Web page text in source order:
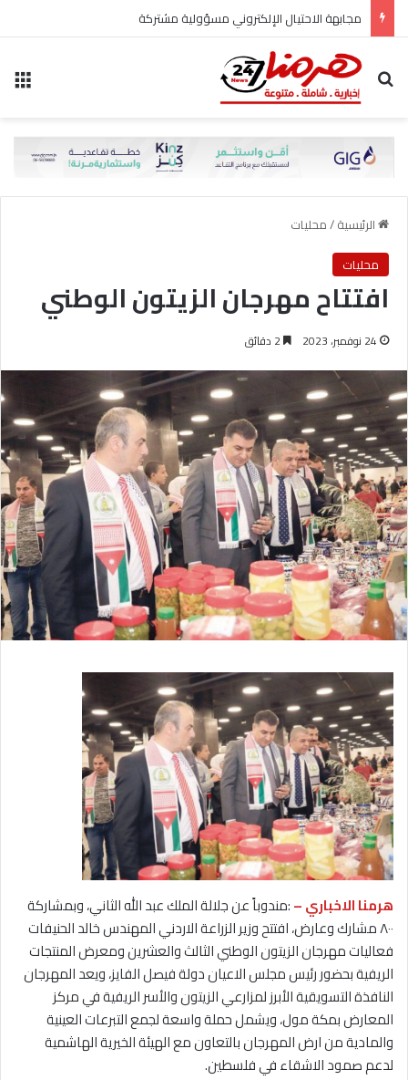
مجابهة الاحتيال الإلكتروني مسؤولية مشتركة
بحث عن
الرئيسية/محليات
محليات
افتتاح مهرجان الزيتون الوطني
24 نوفمبر، 2023
هرمنا الاخباري –:مندوباً عن جلالة الملك عبد الله الثاني، وبمشاركة
٨٠٠ مشارك وعارض، افتتح وزير الزراعة الاردني المهندس خالد الحنيفات
فعاليات مهرجان الزيتون الوطني الثالث والعشرين ومعرض المنتجات
الريفية بحضور رئيس مجلس الاعيان دولة فيصل الفايز، ويعد المهرجان
النافذة التسويقية الأبرز لمزارعي الزيتون والأسر الريفية في مركز
المعارض بمكة مول، ويشمل حملة واسعة لجمع التبرعات العينية
والمادية من ارض المهرجان بالتعاون مع الهيئة الخيرية الهاشمية
لدعم صمود الاشقاء في فلسطين.